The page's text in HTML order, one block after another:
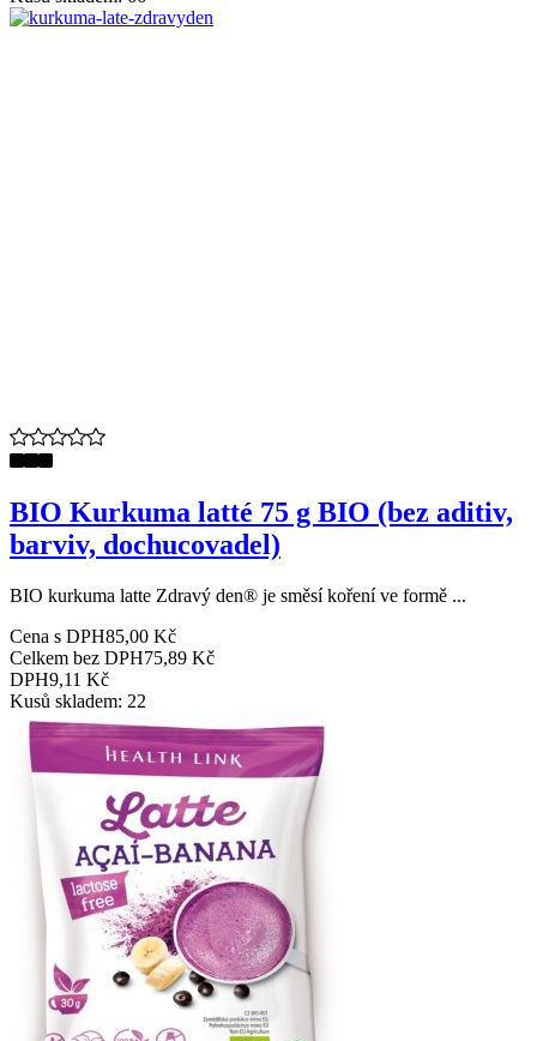
BIO Kurkuma latté 75 g BIO (bez aditiv,
barviv, dochucovadel)
BIO kurkuma latte Zdravý den® je směsí koření ve formě ...
Cena s DPH85,00 Kč
Celkem bez DPH75,89 Kč
DPH9,11 Kč
Kusů skladem: 22